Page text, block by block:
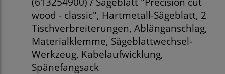
wood - classic", Hartmetall-Sägeblatt, 2
Tischverbreiterungen, Ablänganschlag,
Materialklemme, Sägeblattwechsel-
Werkzeug, Kabelaufwicklung,
Spänefangsack